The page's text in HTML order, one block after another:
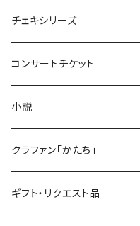
Reunion
Oyone Design
2022 New Logo
缶バッジ
楽曲イメージポストカード
チェキシリーズ
コンサートチケット
リユニオン
Reunion 4
6/28 鶴舞パーチ 〜Salala〜
リユニオン4
小説
クラファン「かたち」
ギフト・リクエスト品